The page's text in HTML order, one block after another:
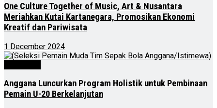
One Culture Together of Music, Art & Nusantara
Meriahkan Kutai Kartanegara, Promosikan Ekonomi
Kreatif dan Pariwisata
1 December 2024
Anggana Luncurkan Program Holistik untuk Pembinaan
Pemain U-20 Berkelanjutan